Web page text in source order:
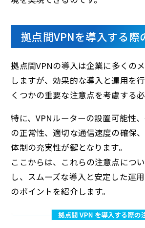
拠点間VPNを導入する際
拠点間VPNの導入は企業に多くの
しますが、効果的な導入と運用を
くつかの重要な注意点を考慮する必
特に、VPNルーターの設置可能性
の正常性、適切な通信速度の確保
体制の充実性が鍵となります。
ここからは、これらの注意点につ
し、スムーズな導入と安定した運
のポイントを紹介します。